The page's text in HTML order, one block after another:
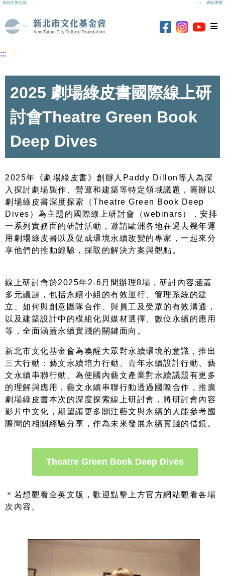
跳到主要內容 ::: 網站導覽
新北市文化基金
新北市文化基
新北市
新
:::
2025 劇場綠皮書國際線上研
討會Theatre Green Book
Deep Dives
2025年《劇場綠⽪書》創辦⼈Paddy Dillon等⼈為深
入探討劇場製作、營運和建築等特定領域議題，籌辦以
劇場綠⽪書深度探索（Theatre Green Book Deep
Dives）為主題的國際線上研討會（webinars），安排
⼀系列實務⾯的研討活動，邀請歐洲各地在過去幾年運
⽤劇場綠⽪書以及促成環境永續改變的專家，⼀起來分
享他們的推動經驗，採取的解決⽅案與觀點。
線上研討會於2025年2-6⽉間辦理8場，研討內容涵蓋
多元議題，包括永續⼩組的有效運⾏、管理系統的建
立、如何與創意團隊合作、與員⼯及受眾的有效溝通，
以及建築設計中的模組化與媒材選擇、數位永續的應⽤
等，全⾯涵蓋永續實踐的關鍵⾯向。
新北市文化基金會為喚醒大眾對永續環境的意識，推出
三大行動：藝文永續培力行動、青年永續設計行動、藝
文永續串聯行動。為使國內藝文產業對永續議題有更多
的理解與應用，藝文永續串聯行動透過國際合作，推廣
劇場綠皮書本次的深度探索線上研討會，將研討會內容
影片中文化，期望讓更多關注藝文與永續的人能參考國
際間的相關經驗分享，作為未來發展永續實踐的借鏡。
Theatre Green Book Deep Dives
＊若想觀看全英文版，歡迎點擊上方官方網站觀看各場
次內容。